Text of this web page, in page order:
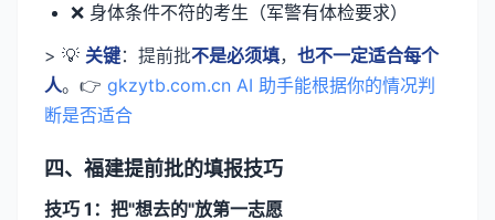
❌ 身体条件不符的考生（军警有体检要求）
> 💡 关键：提前批不是必须填， 也不一定适合每个
人。👉 gkzytb.com.cn AI 助手能根据你的情况判
断是否适合
四、福建提前批的填报技巧
技巧 1：把"想去的"放第一志愿